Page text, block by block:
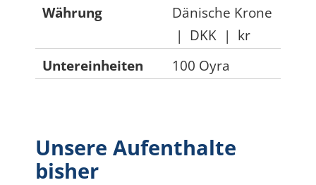
Währung
Dänische Krone
| DKK | kr
Untereinheiten
100 Oyra
Unsere Aufenthalte
bisher